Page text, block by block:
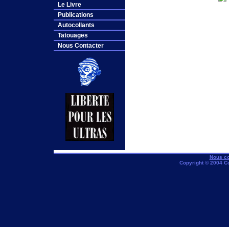
Le Livre
Publications
Autocollants
Tatouages
Nous Contacter
Nous
Copyright © 2004